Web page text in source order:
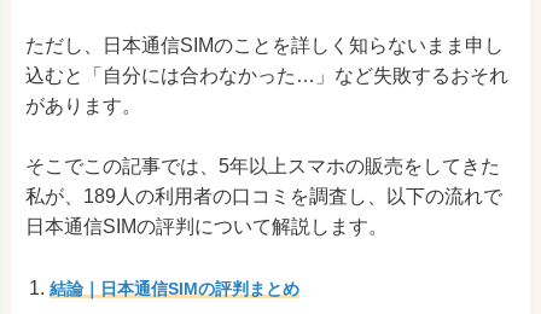
ただし、日本通信SIMのことを詳しく知らないまま申し
込むと「自分には合わなかった…」など失敗するおそれ
があります。
そこでこの記事では、5年以上スマホの販売をしてきた
私が、189人の利用者の口コミを調査し、以下の流れで
日本通信SIMの評判について解説します。
結論｜日本通信SIMの評判まとめ